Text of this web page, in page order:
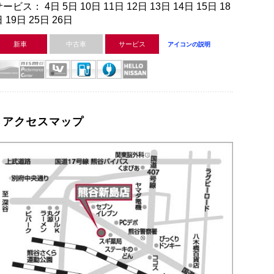
ービス： 4日 5日 10日 11日 12日 13日 14日 15日 18
19日 25日 26日
新車 中古車 サービス アイコンの説明
アクセスマップ